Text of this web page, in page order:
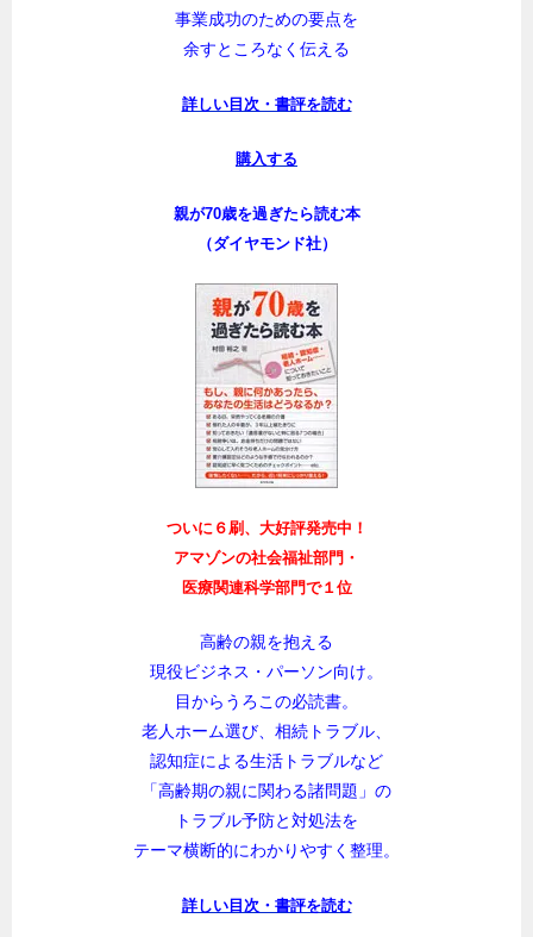
事業成功のための要点を
余すところなく伝える
詳しい目次・書評を読む
購入する
親が70歳を過ぎたら読む本
（ダイヤモンド社）
ついに６刷、大好評発売中！
アマゾンの社会福祉部門・
医療関連科学部門で１位
高齢の親を抱える
現役ビジネス・パーソン向け。
目からうろこの必読書。
老人ホーム選び、相続トラブル、
認知症による生活トラブルなど
「高齢期の親に関わる諸問題」の
トラブル予防と対処法を
テーマ横断的にわかりやすく整理。
詳しい目次・書評を読む